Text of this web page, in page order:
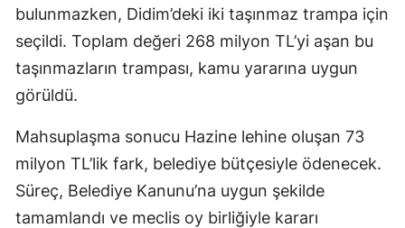
bulunmazken, Didim’deki iki taşınmaz trampa için
seçildi. Toplam değeri 268 milyon TL’yi aşan bu
taşınmazların trampası, kamu yararına uygun
görüldü.
Mahsuplaşma sonucu Hazine lehine oluşan 73
milyon TL’lik fark, belediye bütçesiyle ödenecek.
Süreç, Belediye Kanunu’na uygun şekilde
tamamlandı ve meclis oy birliğiyle kararı